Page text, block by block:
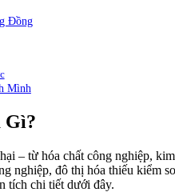
Đồng
Mình
Gì?
– từ hóa chất công nghiệp,
nghiệp, đô thị hóa thiếu kiểm
tích chi tiết dưới đây.